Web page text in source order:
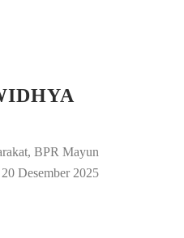
BPR Mayun
Desember 2025